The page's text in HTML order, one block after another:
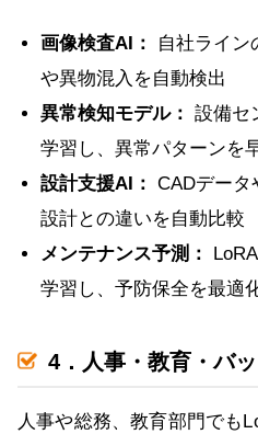
画像検査AI：
自社ライン
や異物混入を自動検出
異常検知モデル： 設備セ
学習し、異常パターンを
設計支援AI： CADデータ
設計との違いを自動比較
メンテナンス予測：
学習し、予防保全を最適
4．人事・教育・バ
人事や総務、教育部門でも